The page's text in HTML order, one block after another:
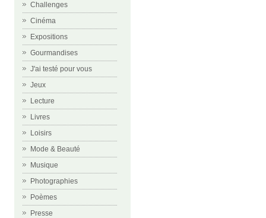
Challenges
Cinéma
Expositions
Gourmandises
J'ai testé pour vous
Jeux
Lecture
Livres
Loisirs
Mode & Beauté
Musique
Photographies
Poèmes
Presse